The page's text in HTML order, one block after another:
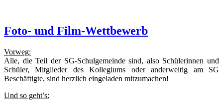
Foto- und Film-Wettbewerb
Vorweg:
Alle, die Teil der SG-Schulgemeinde sind, also Schülerinnen und
Schüler, Mitglieder des Kollegiums oder anderweitig am SG
Beschäftigte, sind herzlich eingeladen mitzumachen!
Und so geht’s: